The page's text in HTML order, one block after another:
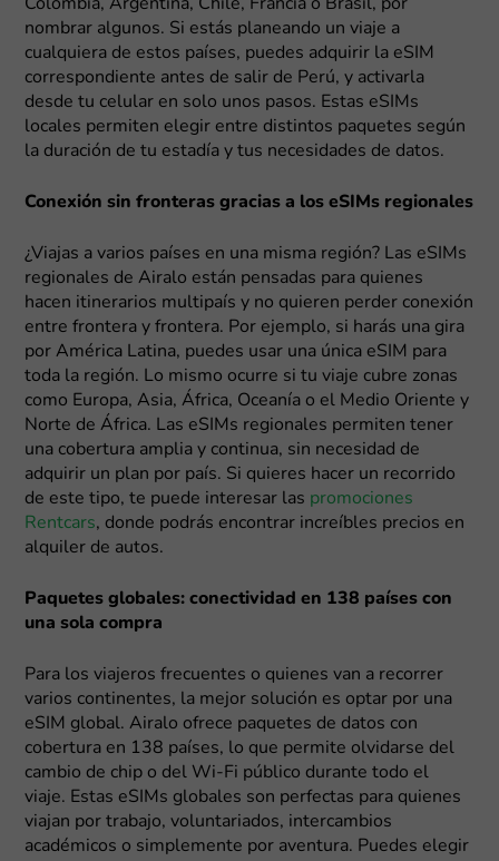
Colombia, Argentina, Chile, Francia o Brasil, por
nombrar algunos. Si estás planeando un viaje a
cualquiera de estos países, puedes adquirir la eSIM
correspondiente antes de salir de Perú, y activarla
desde tu celular en solo unos pasos. Estas eSIMs
locales permiten elegir entre distintos paquetes según
la duración de tu estadía y tus necesidades de datos.
Conexión sin fronteras gracias a los eSIMs regionales
¿Viajas a varios países en una misma región? Las eSIMs
regionales de Airalo están pensadas para quienes
hacen itinerarios multipaís y no quieren perder conexión
entre frontera y frontera. Por ejemplo, si harás una gira
por América Latina, puedes usar una única eSIM para
toda la región. Lo mismo ocurre si tu viaje cubre zonas
como Europa, Asia, África, Oceanía o el Medio Oriente y
Norte de África. Las eSIMs regionales permiten tener
una cobertura amplia y continua, sin necesidad de
adquirir un plan por país. Si quieres hacer un recorrido
de este tipo, te puede interesar las promociones
Rentcars, donde podrás encontrar increíbles precios en
alquiler de autos.
Paquetes globales: conectividad en 138 países con
una sola compra
Para los viajeros frecuentes o quienes van a recorrer
varios continentes, la mejor solución es optar por una
eSIM global. Airalo ofrece paquetes de datos con
cobertura en 138 países, lo que permite olvidarse del
cambio de chip o del Wi-Fi público durante todo el
viaje. Estas eSIMs globales son perfectas para quienes
viajan por trabajo, voluntariados, intercambios
académicos o simplemente por aventura. Puedes elegir